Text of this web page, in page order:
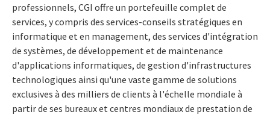
professionnels, CGI offre un portefeuille complet de
services, y compris des services-conseils stratégiques en
informatique et en management, des services d'intégration
de systèmes, de développement et de maintenance
d'applications informatiques, de gestion d'infrastructures
technologiques ainsi qu'une vaste gamme de solutions
exclusives à des milliers de clients à l'échelle mondiale à
partir de ses bureaux et centres mondiaux de prestation de